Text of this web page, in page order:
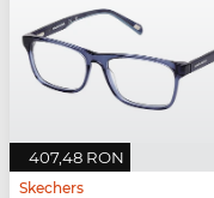
407,48 RON
Skechers